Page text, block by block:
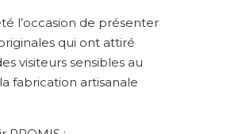
l’occasion de présenter
qui ont attiré
visiteurs sensibles au
fabrication artisanale